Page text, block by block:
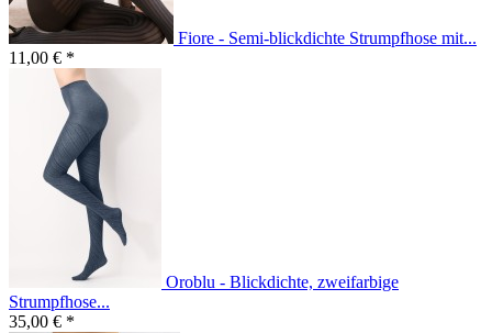
Fiore - Semi-blickdichte Strumpfhose mit...
11,00 € *
Oroblu - Blickdichte, zweifarbige
Strumpfhose...
35,00 € *